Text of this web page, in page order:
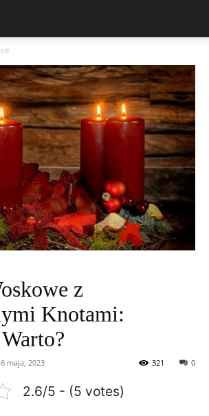
z
Knotami:
maja, 2023 0
321
2.6/5 - (5 votes)